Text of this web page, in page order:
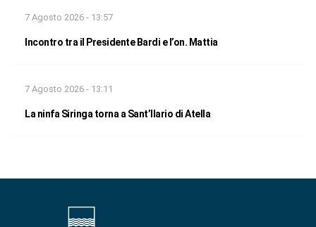
7 Agosto 2026 - 13:57
Incontro tra il Presidente Bardi e l’on. Mattia
7 Agosto 2026 - 13:11
La ninfa Siringa torna a Sant’Ilario di Atella